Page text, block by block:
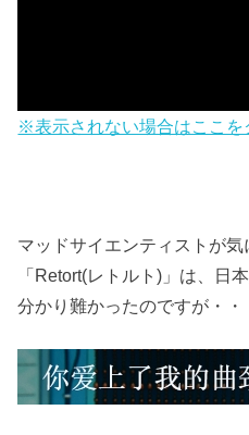
※表示されない場合はここを
マッドサイエンティストが
「Retort(レトルト)」は、日
分かり難かったのですが・・